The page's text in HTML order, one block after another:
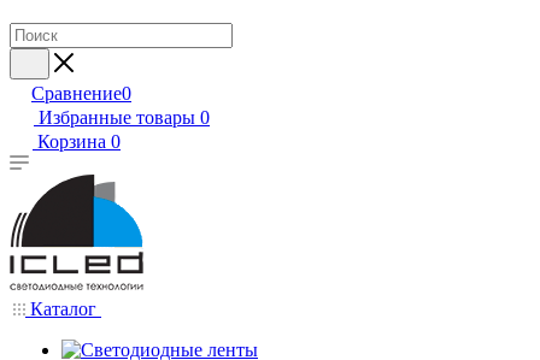
Сравнение0
Избранные товары 0
Корзина 0
Каталог